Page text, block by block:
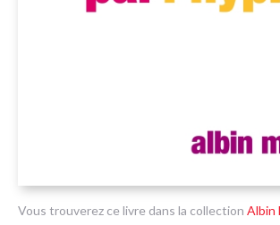
Vous trouverez ce livre dans la collection Albin